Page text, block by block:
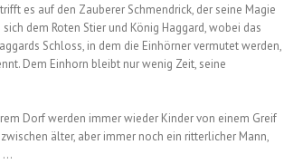
es auf den Zauberer Schmendrick, der seine Magie
dem Roten Stier und König Haggard, wobei das
Schloss, in dem die Einhörner vermutet werden,
Dem Einhorn bleibt nur wenig Zeit, seine
Dorf werden immer wieder Kinder von einem Greif
älter, aber immer noch ein ritterlicher Mann,
…